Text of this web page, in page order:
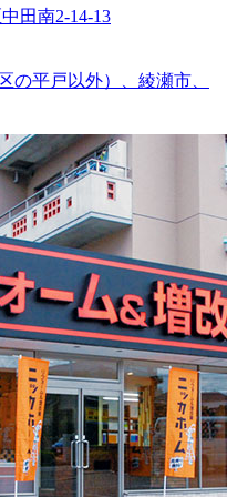
田南2-14-13
の平戸以外）、綾瀬市、